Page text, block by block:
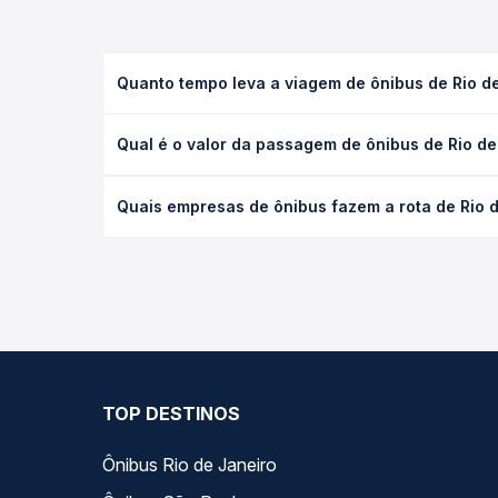
Quanto tempo leva a viagem de ônibus de Rio
executivo ou leito) e as condições de tráfego. Na
Qual é o valor da passagem de ônibus de Rio
poltrona e a antecedência da compra. Na Quero
Quais empresas de ônibus fazem a rota de Rio
TOP DESTINOS
Ônibus Rio de Janeiro